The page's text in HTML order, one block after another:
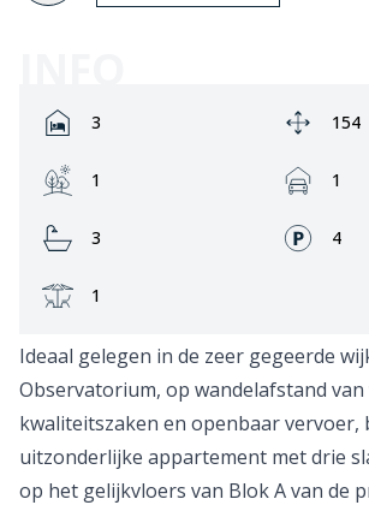
Rooms:
3 Area:
154
Garden:
1 1
Bathrooms:
3 4
Terrace:
1
Ideaal gelegen in de zeer gegeerde
Observatorium, op wandelafstand van
kwaliteitszaken en openbaar vervoer,
uitzonderlijke appartement met drie
op het gelijkvloers van Blok A van de